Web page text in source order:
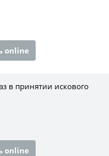
online
в принятии искового
online